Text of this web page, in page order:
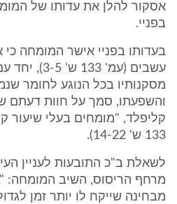
אסקור להלן את עדותו של
בפניי.
בעדותו בפניי אישר המומחה כי
עשבים (עמ'
מסקנותיו בכל הנוגע לחומר
והשפעתו, סמך על חוות דעתם
קליפלד, "מומחים בעלי
133 ש' 14-22).
לשאלת ב"כ התובעות לעניין
מרחף הריסוס, השיב המומחה:
מבחינה שייקח לו יותר זמן